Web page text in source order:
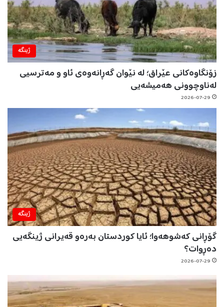
ژینگه‌
زۆنگاوەکانی عێراق؛ لە نێوان گەڕانەوەی ئاو و مەترسیی
لەناوچوونی هەمیشەیی
2026-07-29
ژینگه‌
گۆڕانی کەشوهەوا؛ ئایا کوردستان بەرەو قەیرانی ژینگەیی
دەڕوات؟
2026-07-29